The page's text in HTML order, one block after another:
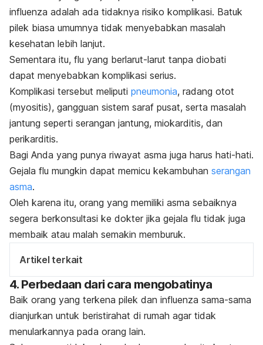
influenza adalah ada tidaknya risiko komplikasi. Batuk
pilek biasa umumnya tidak menyebabkan masalah
kesehatan lebih lanjut.
Sementara itu, flu yang berlarut-larut tanpa diobati
dapat menyebabkan komplikasi serius.
Komplikasi tersebut meliputi pneumonia, radang otot
(myositis), gangguan sistem saraf pusat, serta masalah
jantung seperti serangan jantung, miokarditis, dan
perikarditis.
Bagi Anda yang punya riwayat asma juga harus hati-hati.
Gejala flu mungkin dapat memicu kekambuhan serangan
asma.
Oleh karena itu, orang yang memiliki asma sebaiknya
segera berkonsultasi ke dokter jika gejala flu tidak juga
membaik atau malah semakin memburuk.
Artikel terkait
4. Perbedaan dari cara mengobatinya
Baik orang yang terkena pilek dan influenza sama-sama
dianjurkan untuk beristirahat di rumah agar tidak
menularkannya pada orang lain.